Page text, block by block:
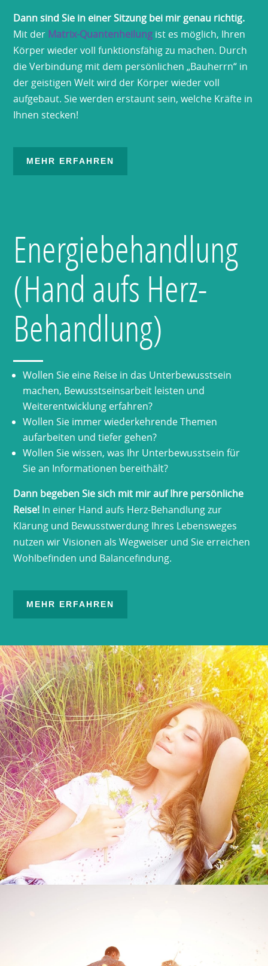
Dann sind Sie in einer Sitzung bei mir genau richtig.
Mit der Matrix-Quantenheilung ist es möglich, Ihren
Körper wieder voll funktionsfähig zu machen. Durch
die Verbindung mit dem persönlichen „Bauherrn“ in
der geistigen Welt wird der Körper wieder voll
aufgebaut. Sie werden erstaunt sein, welche Kräfte in
Ihnen stecken!
MEHR ERFAHREN
Energiebehandlung
(Hand aufs Herz-
Behandlung)
Wollen Sie eine Reise in das Unterbewusstsein
machen, Bewusstseinsarbeit leisten und
Weiterentwicklung erfahren?
Wollen Sie immer wiederkehrende Themen
aufarbeiten und tiefer gehen?
Wollen Sie wissen, was Ihr Unterbewusstsein für
Sie an Informationen bereithält?
Dann begeben Sie sich mit mir auf Ihre persönliche
Reise! In einer Hand aufs Herz-Behandlung zur
Klärung und Bewusstwerdung Ihres Lebensweges
nutzen wir Visionen als Wegweiser und Sie erreichen
Wohlbefinden und Balancefindung.
MEHR ERFAHREN